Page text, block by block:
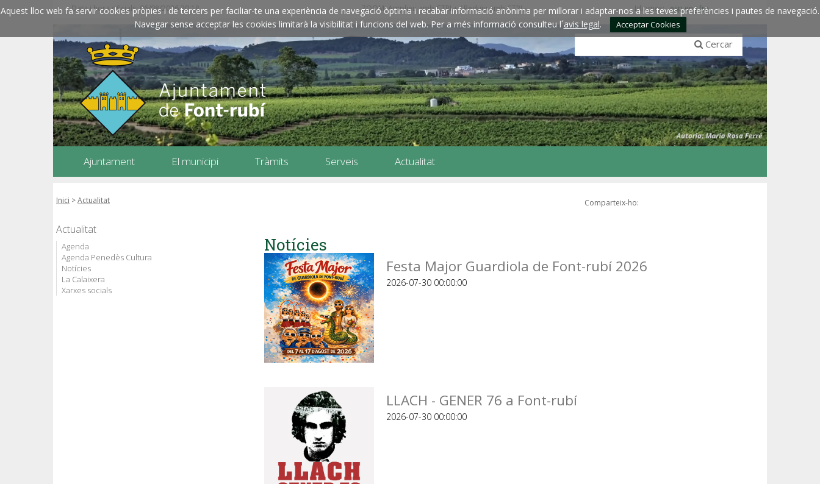
Aquest lloc web fa servir cookies pròpies i de tercers per faciliar-te una experiència de navegació òptima i recabar informació anònima per millorar i adaptar-nos a les teves preferències i pautes de navegació.
Navegar sense acceptar les cookies limitarà la visibilitat i funcions del web. Per a més informació consulteu l´avis legal. Acceptar Cookies
Data i hora oficials: 06/08/2026 20:18 ZOOM: Amplieu amb CTRL+ / Reduïu amb CTRL- Idiomes:esp engfra
Cercar
Ajuntament El municipi Tràmits Serveis Actualitat
Inici >Actualitat Comparteix-ho:
Actualitat
Agenda
Agenda Penedès Cultura
Notícies
La Calaixera
Xarxes socials
Notícies
Festa Major Guardiola de Font-rubí 2026
2026-07-30 00:00:00
LLACH - GENER 76 a Font-rubí
2026-07-30 00:00:00